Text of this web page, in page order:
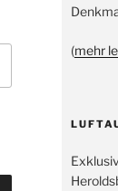
(mehr